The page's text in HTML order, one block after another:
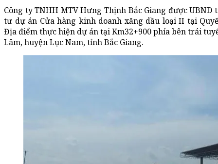
Công ty TNHH MTV Hưng Thịnh Bắc Giang được
tư dự án Cửa hàng kinh doanh xăng dầu loại II tại
Địa điểm thực hiện dự án tại Km32+900 phía bên trái
Lâm, huyện Lục Nam, tỉnh Bắc Giang.